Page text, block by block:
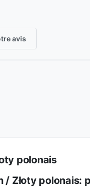
avis
polonais
/ Złoty